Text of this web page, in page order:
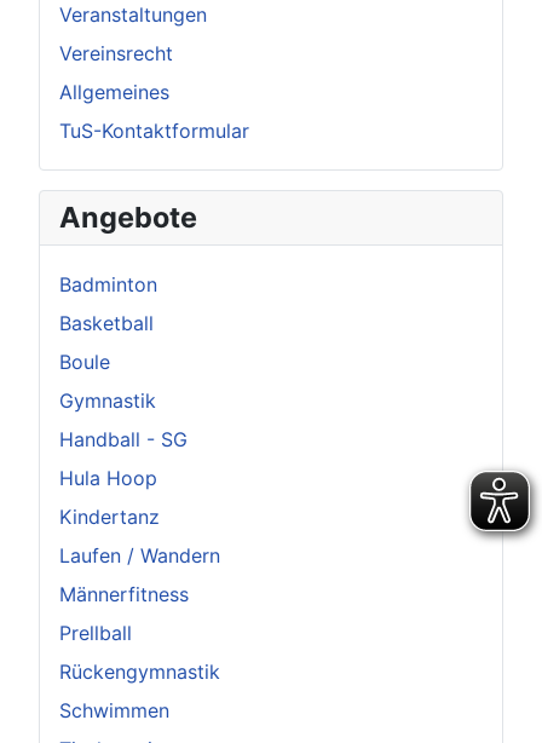
Veranstaltungen
Vereinsrecht
Allgemeines
TuS-Kontaktformular
Angebote
Badminton
Basketball
Boule
Gymnastik
Handball - SG
Hula Hoop
Kindertanz
Laufen / Wandern
Männerfitness
Prellball
Rückengymnastik
Schwimmen